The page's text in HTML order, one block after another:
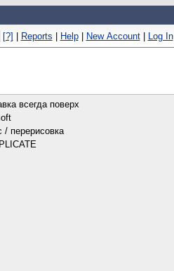
[?] | Reports | Help | New Account | Log In
всегда поверх
перерисовка